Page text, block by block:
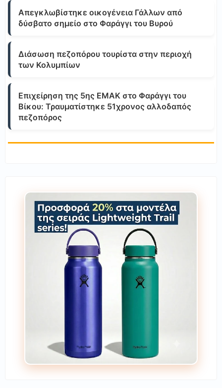
Απεγκλωβίστηκε οικογένεια Γάλλων από
δύσβατο σημείο στο Φαράγγι του Βυρού
Διάσωση πεζοπόρου τουρίστα στην περιοχή
των Κολυμπίων
Επιχείρηση της 5ης ΕΜΑΚ στο Φαράγγι του
Βίκου: Τραυματίστηκε 51χρονος αλλοδαπός
πεζοπόρος